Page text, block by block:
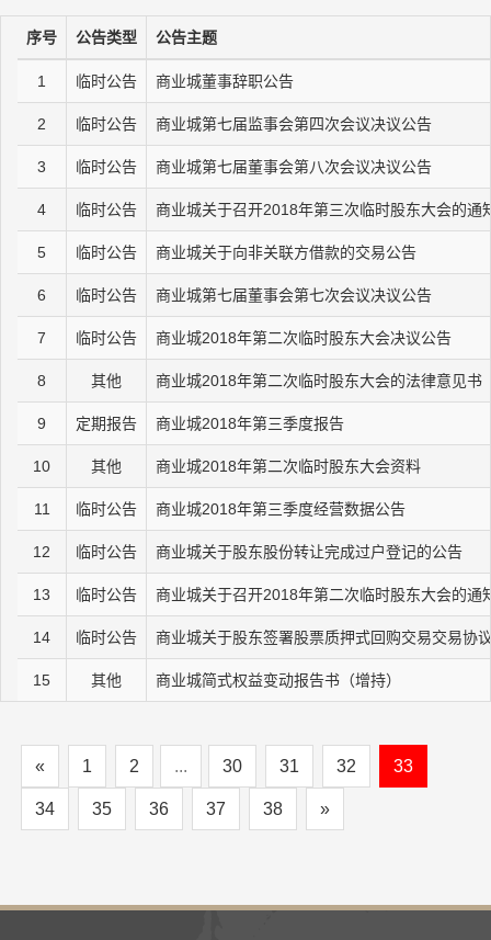
序号 公告类型 公告主题
1 临时公告 商业城董事辞职公告
2 临时公告 商业城第七届监事会第四次会议决议公告
3 临时公告 商业城第七届董事会第八次会议决议公告
4 临时公告 商业城关于召开2018年第三次临时股东大会的通
5 临时公告 商业城关于向非关联方借款的交易公告
6 临时公告 商业城第七届董事会第七次会议决议公告
7 临时公告 商业城2018年第二次临时股东大会决议公告
8 其他 商业城2018年第二次临时股东大会的法律意见书
9 定期报告 商业城2018年第三季度报告
10 其他 商业城2018年第二次临时股东大会资料
11 临时公告 商业城2018年第三季度经营数据公告
12 临时公告 商业城关于股东股份转让完成过户登记的公告
13 临时公告 商业城关于召开2018年第二次临时股东大会的通
14 临时公告 商业城关于股东签署股票质押式回购交易交易协
15 其他 商业城简式权益变动报告书（增持）
« 1 2 ... 30 31 32 33
34 35 36 37 38 »